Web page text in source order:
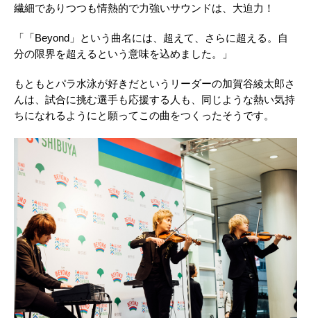
繊細でありつつも情熱的で力強いサウンドは、大迫力！
「「Beyond」という曲名には、超えて、さらに超える。自
分の限界を超えるという意味を込めました。」
もともとパラ水泳が好きだというリーダーの加賀谷綾太郎さ
んは、試合に挑む選手も応援する人も、同じような熱い気持
ちになれるようにと願ってこの曲をつくったそうです。